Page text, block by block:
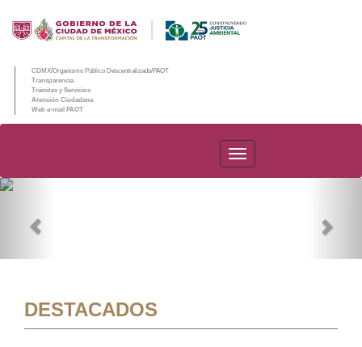
CDMX/Organismo Público Descentralizado/PAOT
Transparencia
Trámites y Servicios
Atención Ciudadana
Web e-mail PAOT
PAOT
DESTACADOS